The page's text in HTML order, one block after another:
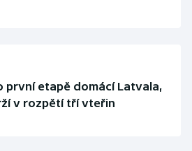
první etapě domácí Latvala,
v rozpětí tří vteřin